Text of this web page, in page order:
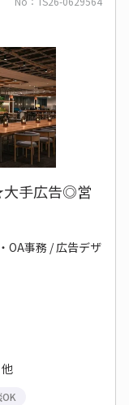
大手広告◎営
OA事務 / 広告デザ